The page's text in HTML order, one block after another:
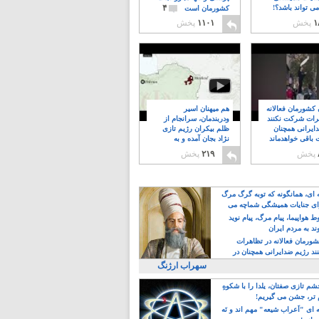
کشورمان است
۴
۱۱۰۱ پخش
تواند باشد؟!
پخش
هم میهنان اسیر
ودربندمان، سرانجام از
ظلم بیکران رژیم تازی
نژاد بجان آمده و به
۲۱۹ پخش
کشورمان فعالانه
شرکت نکنند
همچنان
باقی خواهدماند
پخش
ای، همانگونه که توبه گرگ مرگ
جنایات همیشگی شماچه می
هواپیما، پیام مرگ، پیام نوید
به مردم ایران
فعالانه در تظاهرات
رژیم ضدایرانی همچنان در
خواهدماند
سهراب ارژنگ
تازی صفتان، یلدا را با شکوهِ
تر، جشن می گیریم!
ای "اَعراب شیعه" مهم اند و نَه